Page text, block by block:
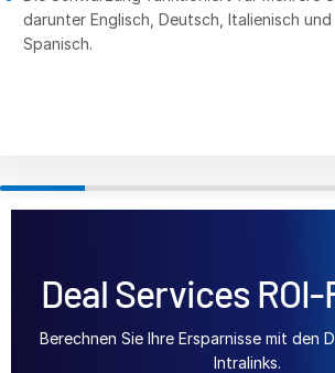
darunter Englisch, Deutsch, Italienisch und
Spanisch.
Deal Services
Berechnen Sie Ihre Ersparnisse mit den
Intralinks.